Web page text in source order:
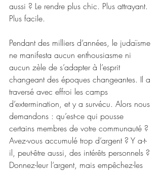
aussi ? Le rendre plus chic. Plus attrayant.
Plus facile.
Pendant des milliers d’années, le judaïsme
ne manifesta aucun enthousiasme ni
aucun zèle de s’adapter à l’esprit
changeant des époques changeantes. Il a
traversé avec effroi les camps
d’extermination, et y a survécu. Alors nous
demandons : qu’est-ce qui pousse
certains membres de votre communauté ?
Avez-vous accumulé trop d’argent ? Y a-t-
il, peut-être aussi, des intérêts personnels ?
Donnez-leur l’argent, mais empêchez-les